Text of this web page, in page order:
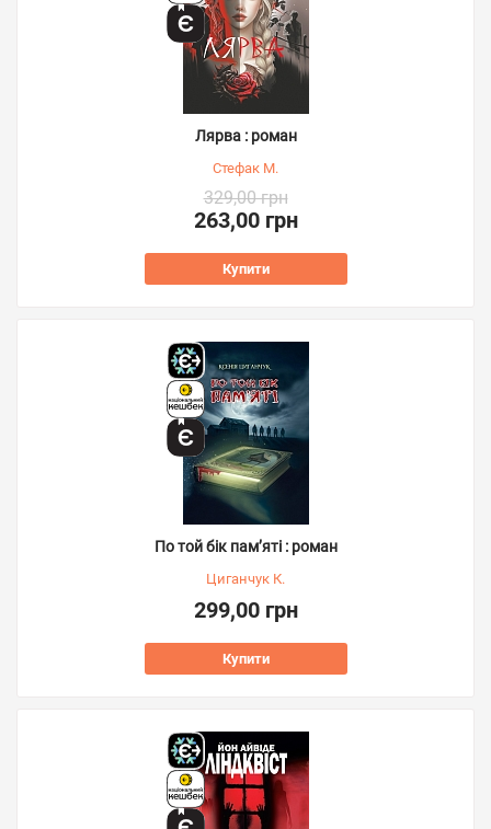
Лярва : роман
Стефак М.
329,00 грн
263,00 грн
Купити
По той бік пам’яті : роман
Циганчук К.
299,00 грн
Купити